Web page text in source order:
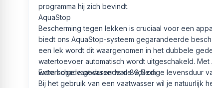
programma hij zich bevindt.
AquaStop
Bescherming tegen lekken is cruciaal voor een
biedt ons AquaStop-systeem gegarandeerde
een lek wordt dit waargenomen in het dubbele
watertoevoer automatisch wordt uitgeschakeld.
waterschade gedurende de volledige levensduur
Extra hoge vaatwasser van 86,5 cm
Bij het gebruik van een vaatwasser wil je natuurlijk